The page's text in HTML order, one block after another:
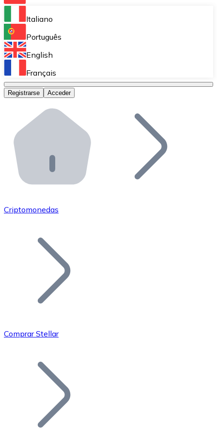
Bitnovo Ramp
Integra nuestra solución en tu plataforma.
Bitnovo Giftcards
Bitnovo OTC
Bitnovo ATM
Integra un ATM Bitnovo en tu negocio y permite que
Bitnovo API
Integra nuestra API en tu ecosistema.
Únete a nuestra red de distribuidores.
Añade tu proyecto a nuestro ecosistema.
Bitcoin
Italiano
Português
English
Français
Registrarse Acceder
Criptomonedas
Comprar Stellar